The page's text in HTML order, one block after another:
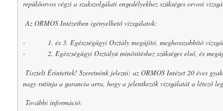
repülőorvos végzi a szakszolgálati engedélyekhez szükséges orvosi
Az ORMOS Intézetben igényelhető vizsgálatok:
- 1. és 3. Egészségügyi Osztály megújító, meghosszabbító
- 2. Egészségügyi Osztályú minősítéshez szükséges első, és
Tisztelt Érintettek! Szeretnénk jelezni: az ORMOS Intézet 20 éves
nagy rutinja a garancia arra, hogy a jelentkezők vizsgálatát a létező
További információ: